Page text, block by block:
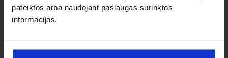
pateiktos arba naudojant paslaugas surinktos
informacijos.
Susisiekti